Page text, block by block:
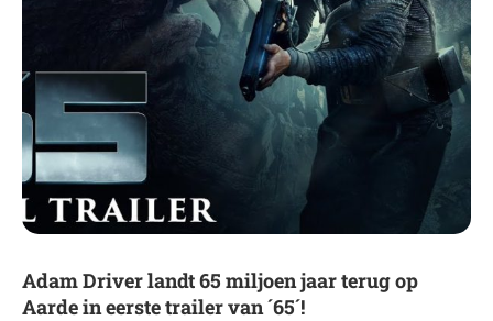
Adam Driver landt 65 miljoen jaar terug op
Aarde in eerste trailer van ´65´!